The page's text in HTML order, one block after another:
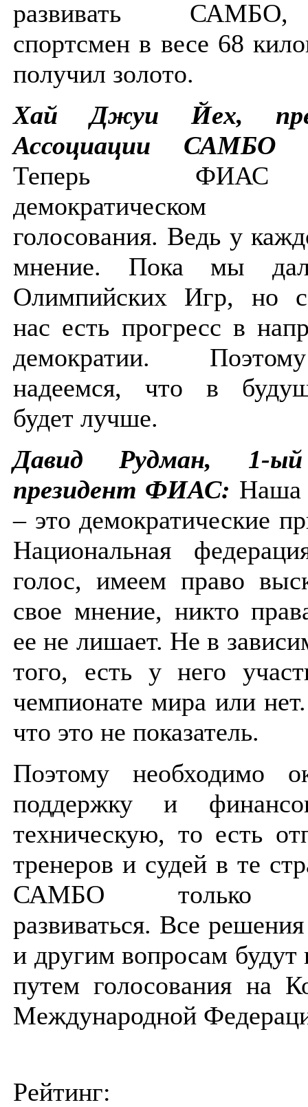
развивать
спортсмен в весе 68
получил золото.
Хай Джуи Йех,
Ассоциации САМБО
Теперь
голосования. Ведь у
мнение. Пока мы
Олимпийских Игр, но
нас есть прогресс в
демократии.
надеемся, что в
будет лучше.
Давид Рудман, 1-
президент ФИАС: Наша
– это демократические
Национальная
голос, имеем право
свое мнение, никто
ее не лишает. Не в
того, есть у него
чемпионате мира или
что это не показатель.
Поэтому необходимо
поддержку и
техническую, то есть
тренеров и судей в те
САМБО только
развиваться. Все
и другим вопросам будут
путем голосования на
Международной
Рейтинг: